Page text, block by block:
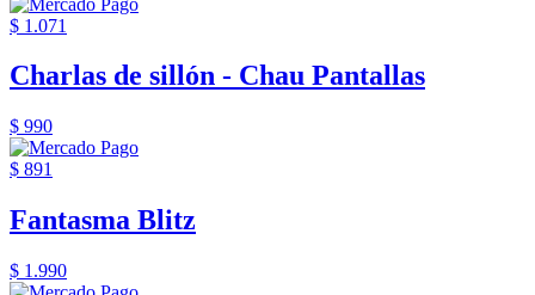
$ 1.071
Charlas de sillón - Chau Pantallas
$ 990
$ 891
Fantasma Blitz
$ 1.990